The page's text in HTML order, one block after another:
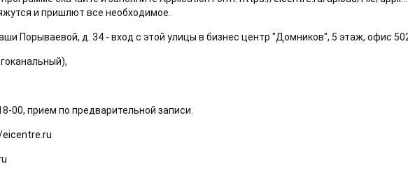
и пришлют все необходимое.
Порываевой, д. 34 - вход с этой улицы в бизнес центр "Домников", 5 этаж, офис
00, прием по предварительной записи.